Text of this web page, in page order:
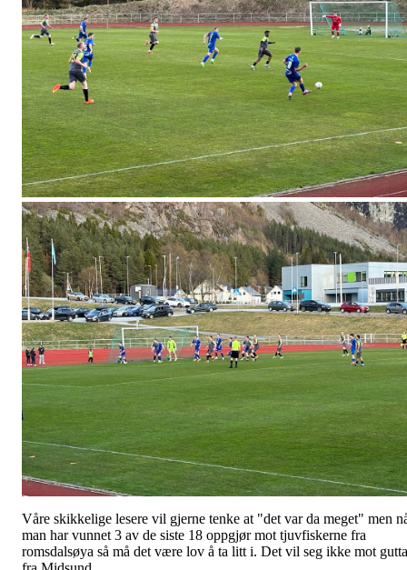
Våre skikkelige lesere vil gjerne tenke at "det var da meget" men
man har vunnet 3 av de siste 18 oppgjør mot tjuvfiskerne fra
romsdalsøya så må det være lov å ta litt i. Det vil seg ikke mot gutta